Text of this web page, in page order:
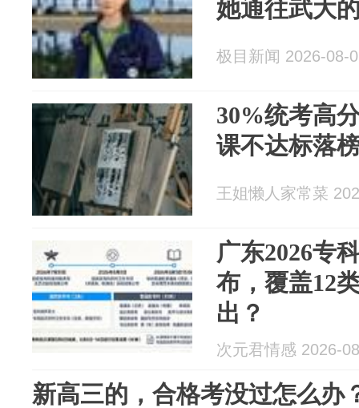
她通往武大
极目新闻 2026-08-
30%统考高
课不达标落
王姐懒人家常菜
广东2026专
布，覆盖12
出？
次元君情感 2026-
新高三的，合格考没过怎么办